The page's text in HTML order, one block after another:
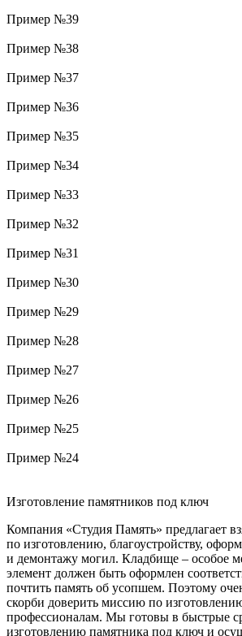
Пример №39
Пример №38
Пример №37
Пример №36
Пример №35
Пример №34
Пример №33
Пример №32
Пример №31
Пример №30
Пример №29
Пример №28
Пример №27
Пример №26
Пример №25
Пример №24
Изготовление памятников под ключ
Компания «Студия Память» предлагает
по изготовлению, благоустройству,
и демонтажу могил. Кладбище – особое
элемент должен быть оформлен
почтить память об усопшем. Поэтому
скорби доверить миссию по
профессионалам. Мы готовы в быстрые
изготовлению памятника под ключ и